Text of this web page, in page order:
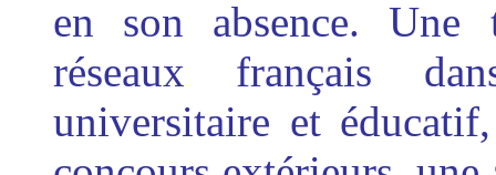
en son absence. Une
réseaux français
universitaire et